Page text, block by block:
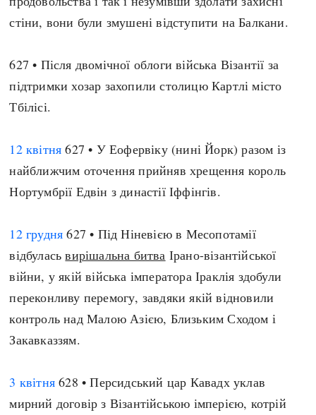
стіни, вони були змушені відступити на Балкани.
627 • Після двомічної облоги війська Візантії за
підтримки хозар захопили столицю Картлі місто
Тбілісі.
12 квітня 627 • У Еофервіку (нині Йорк) разом із
найближчим оточення прийняв хрещення король
Нортумбрії Едвін з династії Іффінгів.
12 грудня 627 • Під Ніневією в Месопотамії
відбуласьвирішальна битва Ірано-візантійської
війни, у якій війська імператора Іраклія здобули
переконливу перемогу, завдяки якій відновили
контроль над Малою Азією, Близьким Сходом і
Закавказзям.
3 квітня 628 • Персидський цар Кавадх уклав
мирний договір з Візантійською імперією, котрій